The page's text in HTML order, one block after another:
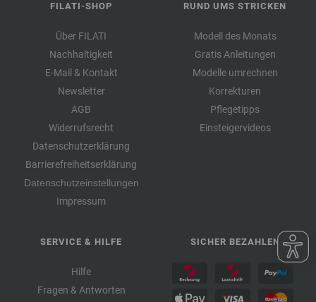
FILATI-SHOP
Über FILATI
Nachhaltigkeit
E-Mail & Kontakt
Newsletter
AGB
Widerrufsrecht
Datenschutzerklärung
Barrierefreiheitserklärung
Datenschutzeinstellungen
Impressum
RUND UMS STRICKEN
Modell des Monats
Gratis Anleitungen
Modelle umrechnen
Korrekturen
Pflegetipps
Einsteigervideos
SERVICE & HILFE
Hilfe
Fragen & Antworten
SICHER BEZAHLEN